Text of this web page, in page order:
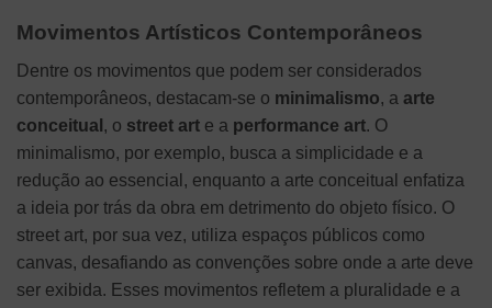
Movimentos Artísticos Contemporâneos
Dentre os movimentos que podem ser considerados
contemporâneos, destacam-se o minimalismo, a arte
conceitual , o street art e a performance art. O
minimalismo, por exemplo, busca a simplicidade e a
redução ao essencial, enquanto a arte conceitual enfatiza
a ideia por trás da obra em detrimento do objeto físico. O
street art, por sua vez, utiliza espaços públicos como
canvas, desafiando as convenções sobre onde a arte deve
ser exibida. Esses movimentos refletem a pluralidade e a